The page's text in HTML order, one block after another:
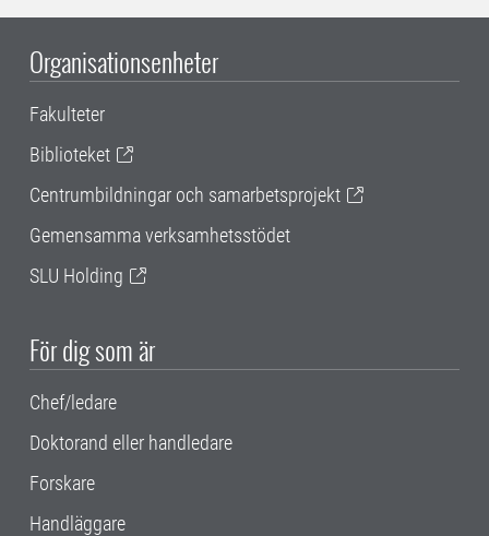
Organisationsenheter
Fakulteter
Biblioteket
Centrumbildningar och samarbetsprojekt
Gemensamma verksamhetsstödet
SLU Holding
För dig som är
Chef/ledare
Doktorand eller handledare
Forskare
Handläggare